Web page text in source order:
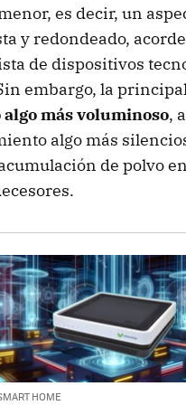
es decir, un
y redondeado,
de dispositivos
embargo, la
más voluminoso,
algo más
de polvo
HOME